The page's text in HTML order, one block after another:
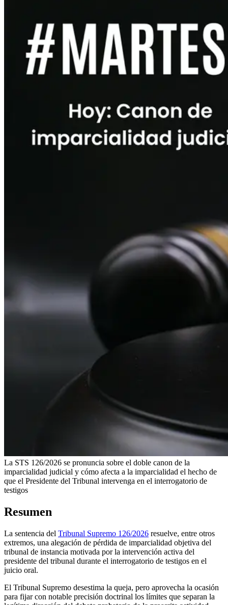
La STS 126/2026 se pronuncia sobre el doble canon de la
imparcialidad judicial y cómo afecta a la imparcialidad el hecho de
que el Presidente del Tribunal intervenga en el interrogatorio de
testigos
Resumen
La sentencia del Tribunal Supremo 126/2026 resuelve, entre otros
extremos, una alegación de pérdida de imparcialidad objetiva del
tribunal de instancia motivada por la intervención activa del
presidente del tribunal durante el interrogatorio de testigos en el
juicio oral.
El Tribunal Supremo desestima la queja, pero aprovecha la ocasión
para fijar con notable precisión doctrinal los límites que separan la